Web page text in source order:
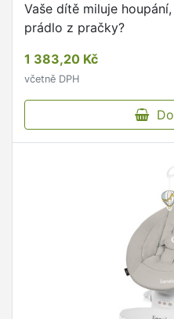
Vaše dítě miluje
prádlo z pračky?
1 383,20 Kč
včetně DPH
Do